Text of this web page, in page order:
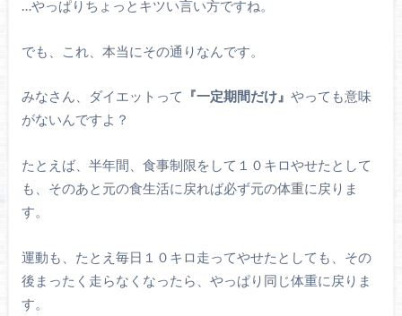
…やっぱりちょっとキツい言い方ですね。
でも、これ、本当にその通りなんです。
みなさん、ダイエットって 『一定期間だけ』 やっても意味
がないんですよ？
たとえば、半年間、食事制限をして１０キロやせたとして
も、そのあと元の食生活に戻れば必ず元の体重に戻りま
す。
運動も、たとえ毎日１０キロ走ってやせたとしても、その
後まったく走らなくなったら、やっぱり同じ体重に戻りま
す。